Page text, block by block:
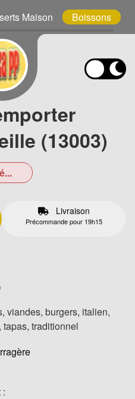
Maison Boissons
(13003)
Livraison
Précommande pour 19h15
viandes, burgers, italien,
traditionnel
: